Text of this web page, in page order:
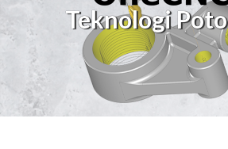
Teknologi Potong